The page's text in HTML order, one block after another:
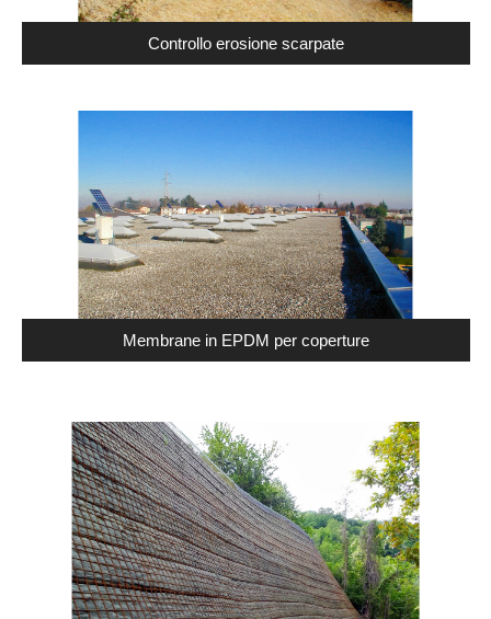
Controllo erosione scarpate
Membrane in EPDM per coperture